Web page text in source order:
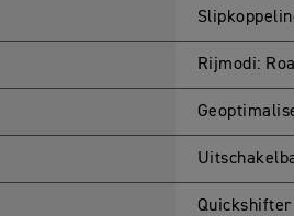
Rijmodi:
Quickshifter